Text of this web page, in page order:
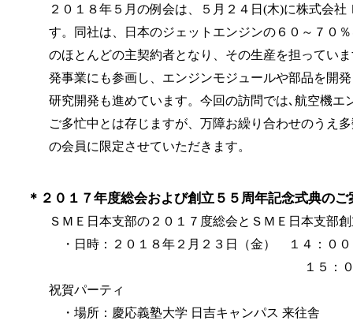
２０１８年５月の例会は、５月２４日(木)に株式会
す。同社は、日本のジェットエンジンの６０～７０
のほとんどの主契約者となり、その生産を担ってい
発事業にも参画し、エンジンモジュールや部品を開
研究開発も進めています。今回の訪問では､航空機
ご多忙中とは存じますが、万障お繰り合わせのうえ
の会員に限定させていただきます。
＊２０１７年度総会および創立５５周年記念式典のご
ＳＭＥ日本支部の２０１７度総会とＳＭＥ日本支部
・日時：２０１８年２月２３日（金） １４：０
１５：００～１８：３０ ＳＭ
祝賀パーティ
・場所：慶応義塾大学 日吉キャンパス 来往舎